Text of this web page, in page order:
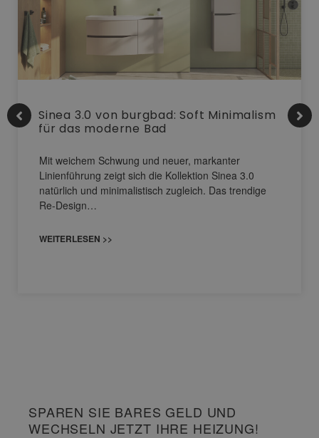
Sinea 3.0 von burgbad: Soft Minimalism
für das moderne Bad
Mit weichem Schwung und neuer, markanter
Linienführung zeigt sich die Kollektion Sinea 3.0
natürlich und minimalistisch zugleich. Das trendige
Re-Design…
WEITERLESEN >>
SPAREN SIE BARES GELD UND
WECHSELN JETZT IHRE HEIZUNG!